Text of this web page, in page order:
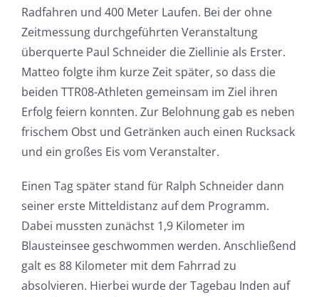
Radfahren und 400 Meter Laufen. Bei der ohne
Zeitmessung durchgeführten Veranstaltung
überquerte Paul Schneider die Ziellinie als Erster.
Matteo folgte ihm kurze Zeit später, so dass die
beiden TTR08-Athleten gemeinsam im Ziel ihren
Erfolg feiern konnten. Zur Belohnung gab es neben
frischem Obst und Getränken auch einen Rucksack
und ein großes Eis vom Veranstalter.
Einen Tag später stand für Ralph Schneider dann
seiner erste Mitteldistanz auf dem Programm.
Dabei mussten zunächst 1,9 Kilometer im
Blausteinsee geschwommen werden. Anschließend
galt es 88 Kilometer mit dem Fahrrad zu
absolvieren. Hierbei wurde der Tagebau Inden auf